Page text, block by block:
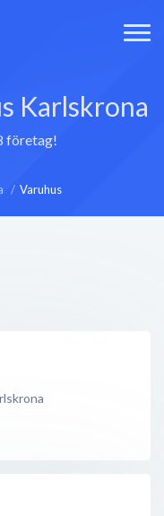
Karlskrona
företag!
Varuhus